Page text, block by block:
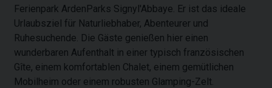
Ferienpark ArdenParks Signyl'Abbaye. Er ist das ideale
Urlaubsziel für Naturliebhaber, Abenteurer und
Ruhesuchende. Die Gäste genießen hier einen
wunderbaren Aufenthalt in einer typisch französischen
Gîte, einem komfortablen Chalet, einem gemütlichen
Mobilheim oder einem robusten Glamping-Zelt.